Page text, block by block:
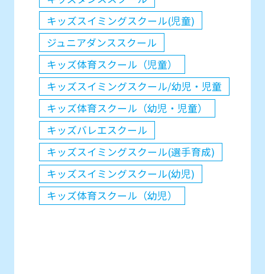
キッズスイミングスクール(児童)
ジュニアダンススクール
キッズ体育スクール（児童）
キッズスイミングスクール/幼児・児童
キッズ体育スクール（幼児・児童）
キッズバレエスクール
キッズスイミングスクール(選手育成)
キッズスイミングスクール(幼児)
キッズ体育スクール（幼児）